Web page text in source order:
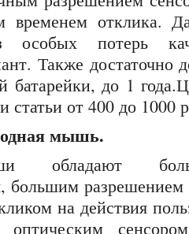
временем отклика.
особых потерь
Также достаточно
батарейки, до 1
статьи от 400 до 1000
мышь.
обладают
большим
на действия
оптическим